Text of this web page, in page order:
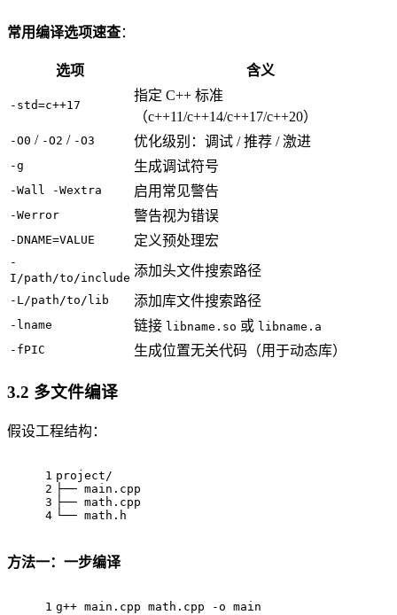
常用编译选项速查：
选项 含义
-std=c++17
指定 C++ 标准
（c++11/c++14/c++17/c++20）
-O0 / -O2 / -O3 优化级别：调试 / 推荐 / 激进
-g 生成调试符号
-Wall -Wextra 启用常见警告
-Werror 警告视为错误
-DNAME=VALUE 定义预处理宏
-
I/path/to/include 添加头文件搜索路径
-L/path/to/lib 添加库文件搜索路径
-lname 链接 libname.so 或 libname.a
-fPIC
生成位置无关代码（用于动态库）
3.2 多文件编译
假设工程结构：
1
2
3
4
project/
├── main.cpp
├── math.cpp
└── math.h
方法一：一步编译
1 g++ main.cpp math.cpp -o main